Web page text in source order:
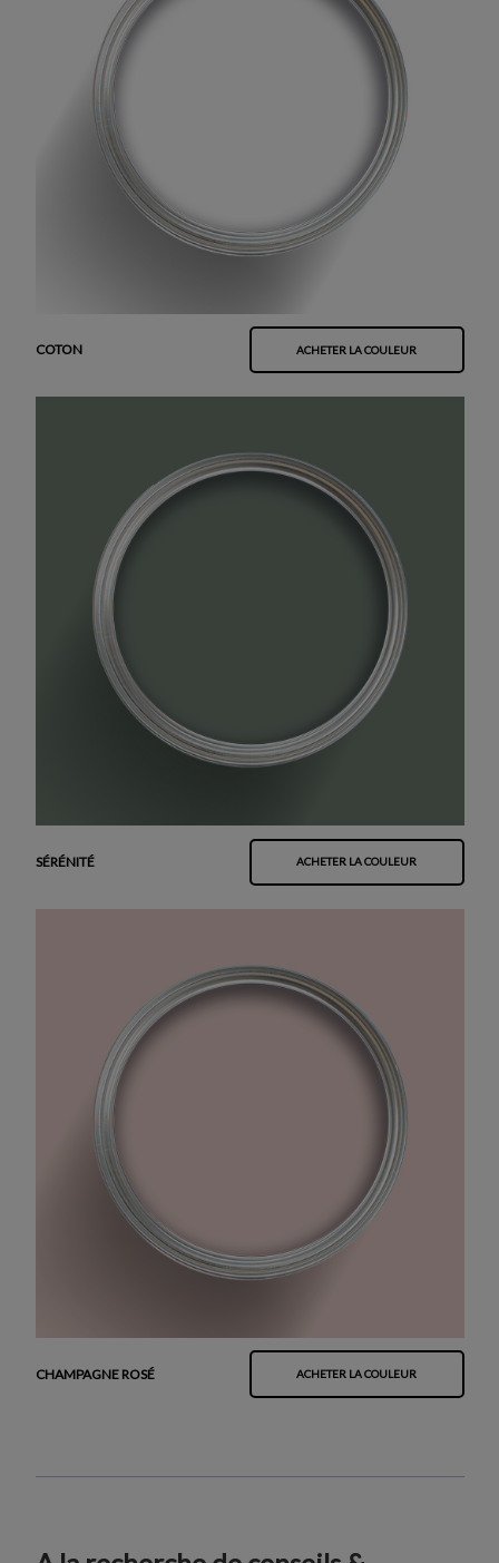
COTON ACHETER LA COULEUR
SÉRÉNITÉ ACHETER LA COULEUR
CHAMPAGNE ROSÉ ACHETER LA COULEUR